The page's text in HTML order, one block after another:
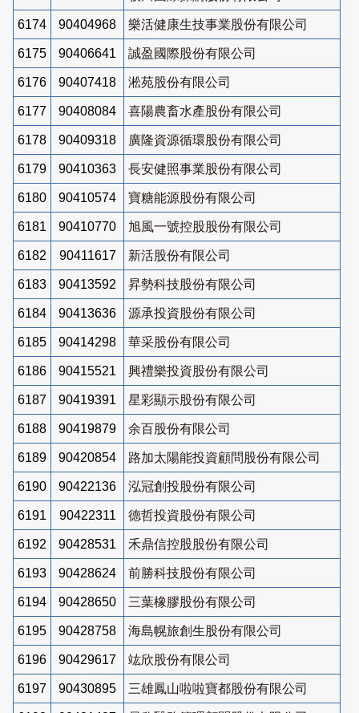
6174 90404968 樂活健康生技事業股份有限公司
6175 90406641 誠盈國際股份有限公司
6176 90407418 淞苑股份有限公司
6177 90408084 喜陽農畜水產股份有限公司
6178 90409318 廣隆資源循環股份有限公司
6179 90410363 長安健照事業股份有限公司
6180 90410574 寶糖能源股份有限公司
6181 90410770 旭風一號控股股份有限公司
6182 90411617 新活股份有限公司
6183 90413592 昇勢科技股份有限公司
6184 90413636 源承投資股份有限公司
6185 90414298 華采股份有限公司
6186 90415521 興禮樂投資股份有限公司
6187 90419391 星彩顯示股份有限公司
6188 90419879 余百股份有限公司
6189 90420854 路加太陽能投資顧問股份有限公司
6190 90422136 泓冠創投股份有限公司
6191 90422311 德哲投資股份有限公司
6192 90428531 禾鼎信控股股份有限公司
6193 90428624 前勝科技股份有限公司
6194 90428650 三葉橡膠股份有限公司
6195 90428758 海島幌旅創生股份有限公司
6196 90429617 竑欣股份有限公司
6197 90430895 三雄鳳山啦啦寶都股份有限公司